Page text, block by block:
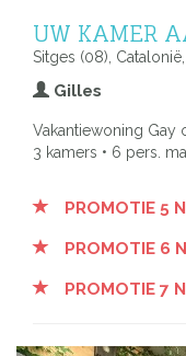
UW KAMER
Sitges (08),
Gilles
Vakantiewoning Gay
3 kamers • 6 pers.
PROMOTIE 5
PROMOTIE 6
PROMOTIE 7